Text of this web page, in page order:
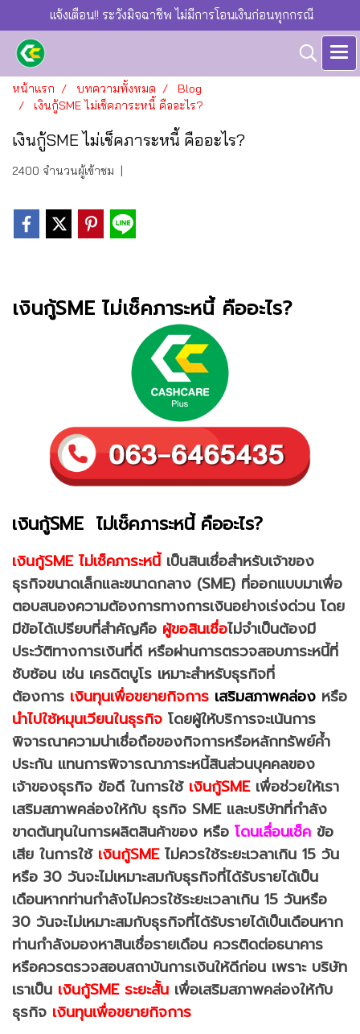
แจ้งเตือน!! ระวังมิจฉาชีพ ไม่มีการโอนเงินก่อนทุกกรณี
หน้าแรก บทความทั้งหมด
Blog
เงินกู้SME ไม่เช็คภาระหนี้ คืออะไร?
เงินกู้SME ไม่เช็คภาระหนี้ คืออะไร?
2400 จำนวนผู้เข้าชม |
เงินกู้SME ไม่เช็คภาระหนี้ คืออะไร?
เงินกู้SME ไม่เช็คภาระหนี้ คืออะไร?
เงินกู้SME ไม่เช็คภาระหนี้เป็นสินเชื่อสำหรับเจ้าของ
ธุรกิจขนาดเล็กและขนาดกลาง (SME) ที่ออกแบบมาเพื่อ
ตอบสนองความต้องการทางการเงินอย่างเร่งด่วน โดย
มีข้อได้เปรียบที่สำคัญคือ ผู้ขอสินเชื่อไม่จำเป็นต้องมี
ประวัติทางการเงินที่ดี หรือผ่านการตรวจสอบภาระหนี้ที่
ซับซ้อน เช่น เครดิตบูโร เหมาะสำหรับธุรกิจที่
ต้องการ เงินทุนเพื่อขยายกิจการ เสริมสภาพคล่อง หรือ
นำไปใช้หมุนเวียนในธุรกิจ โดยผู้ให้บริการจะเน้นการ
พิจารณาความน่าเชื่อถือของกิจการหรือหลักทรัพย์ค้ำ
ประกัน แทนการพิจารณาภาระหนี้สินส่วนบุคคลของ
เจ้าของธุรกิจ ข้อดี ในการใช้ เงินกู้SMEเพื่อช่วยให้เรา
เสริมสภาพคล่องให้กับ ธุรกิจ SME และบริษัทที่กำลัง
ขาดต้นทุนในการผลิตสินค้าของ หรือ โดนเลื่อนเช็ค ข้อ
เสีย ในการใช้เงินกู้SMEไม่ควรใช้ระยะเวลาเกิน 15 วัน
หรือ 30 วันจะไม่เหมาะสมกับธุรกิจที่ได้รับรายได้เป็น
เดือนหากท่านกำลังไม่ควรใช้ระยะเวลาเกิน 15 วันหรือ
30 วันจะไม่เหมาะสมกับธุรกิจที่ได้รับรายได้เป็นเดือนหาก
ท่านกำลังมองหาสินเชื่อรายเดือน ควรติดต่อธนาคาร
หรือควรตรวจสอบสถาบันการเงินให้ดีก่อน เพราะ บริษัท
เราเป็น เงินกู้SME ระยะสั้น เพื่อเสริมสภาพคล่องให้กับ
ธุรกิจ เงินทุนเพื่อขยายกิจการ